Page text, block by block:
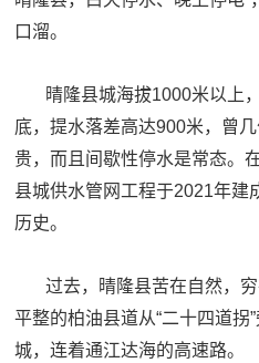
口溜。
晴隆县城海拔1000米以上
底，提水落差高达900米，曾
贵，而且间歇性停水是常态。
县城供水管网工程于2021年建
历史。
过去，晴隆县苦在自然，
平整的柏油县道从“二十四道拐
城，连着通江达海的高速路。